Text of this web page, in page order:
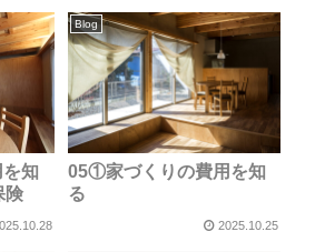
知
険
Blog
05①家づくりの費用を知
る
2025.10.25